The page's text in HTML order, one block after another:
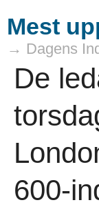
Mest
→ Dagens
De
600-